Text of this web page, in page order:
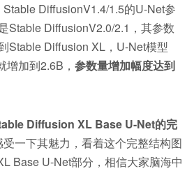
DiffusionV1.4/1.5的U-Net参
Stable DiffusionV2.0/2.1，其参数
Stable Diffusion XL，U-Net模型
增加到2.6B， 参数量增加幅度达到
Diffusion XL Base U-Net的完
受一下其魅力，看着这个完整结构图
Base U-Net部分，相信大家脑海中